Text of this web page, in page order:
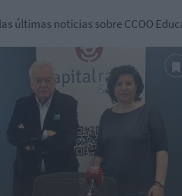
últimas noticias sobre CCOO